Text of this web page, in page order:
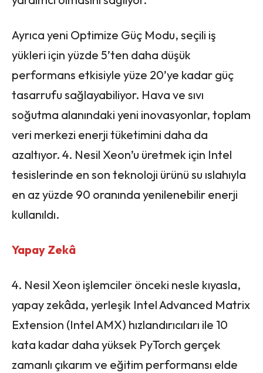
Ayrıca yeni Optimize Güç Modu, seçili iş
yükleri için yüzde 5’ten daha düşük
performans etkisiyle yüze 20’ye kadar güç
tasarrufu sağlayabiliyor. Hava ve sıvı
soğutma alanındaki yeni inovasyonlar, toplam
veri merkezi enerji tüketimini daha da
azaltıyor. 4. Nesil Xeon’u üretmek için Intel
tesislerinde en son teknoloji ürünü su ıslahıyla
en az yüzde 90 oranında yenilenebilir enerji
kullanıldı.
Yapay Zekâ
4. Nesil Xeon işlemciler önceki nesle kıyasla,
yapay zekâda, yerleşik Intel Advanced Matrix
Extension (Intel AMX) hızlandırıcıları ile 10
kata kadar daha yüksek PyTorch gerçek
zamanlı çıkarım ve eğitim performansı elde